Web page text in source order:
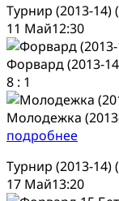
Турнир (2013-14)
11 Май12:30
Форвард (2013-
8 : 1
Молодежка
подробнее
Турнир (2013-14)
17 Май13:20